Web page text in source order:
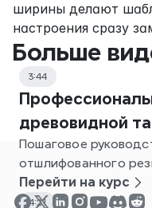
ширины делают
настроения сразу
Больше
3:44
древовидной
Пошаговое
отшлифованного
шаблона Tree Table в
Перейти на курс
4:21